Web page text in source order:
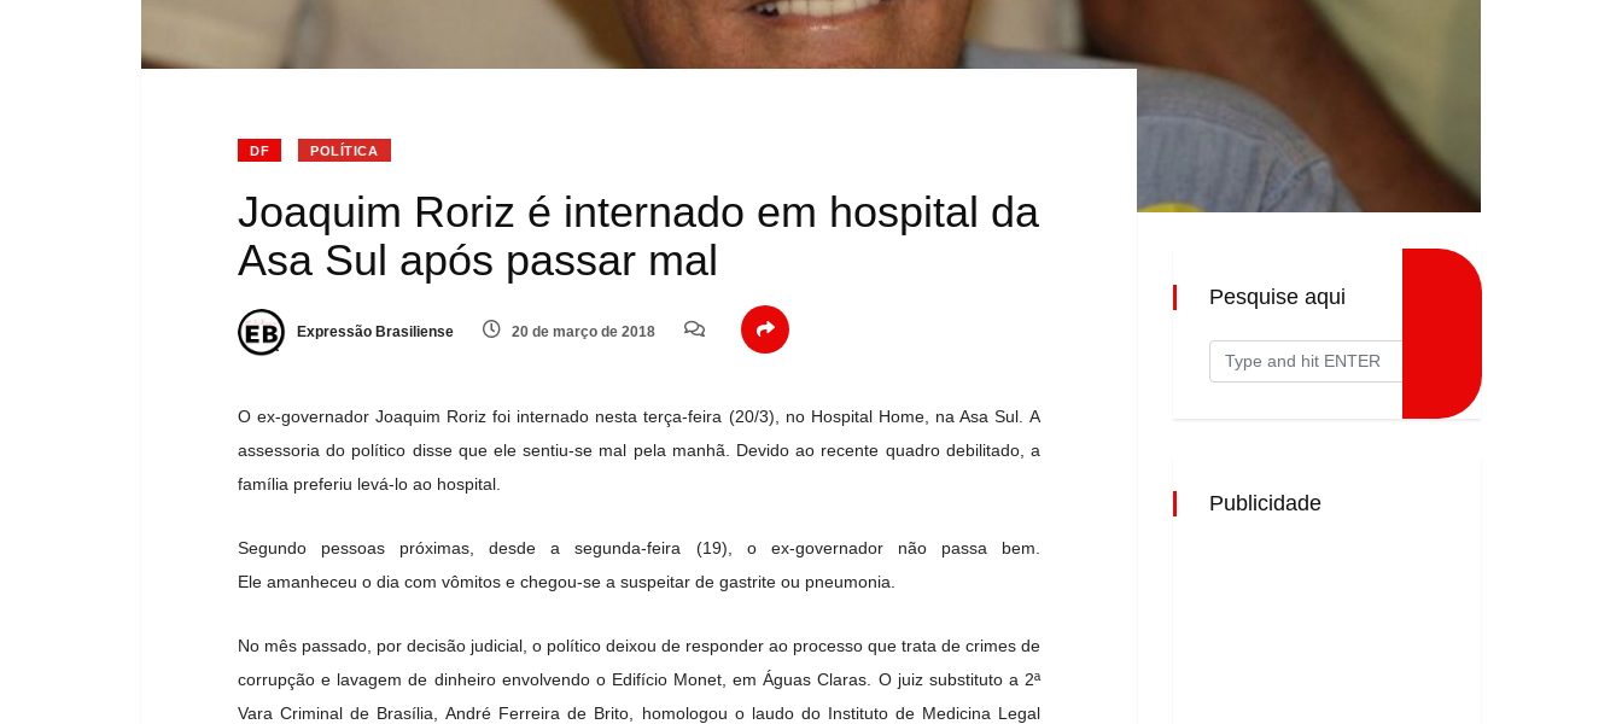
DF POLÍTICA
Joaquim Roriz é internado em hospital da
Asa Sul após passar mal
Expressão Brasiliense 20 de março de 2018
O ex-governador Joaquim Roriz foi internado nesta terça-feira (20/3), no Hospital Home, na Asa Sul. A
assessoria do político disse que ele sentiu-se mal pela manhã. Devido ao recente quadro debilitado, a
família preferiu levá-lo ao hospital.
Segundo pessoas próximas, desde a segunda-feira (19), o ex-governador não passa bem.
Ele amanheceu o dia com vômitos e chegou-se a suspeitar de gastrite ou pneumonia.
No mês passado, por decisão judicial, o político deixou de responder ao processo que trata de crimes de
corrupção e lavagem de dinheiro envolvendo o Edifício Monet, em Águas Claras. O juiz substituto a 2ª
Vara Criminal de Brasília, André Ferreira de Brito, homologou o laudo do Instituto de Medicina Legal
Pesquise aqui
Publicidade